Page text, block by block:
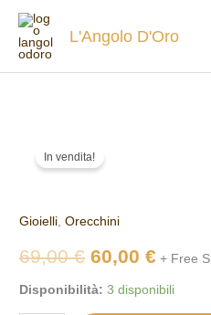
contenuto
L'Angolo D'Oro
In vendita!
Gioielli ,Orecchini
69,00€
originale
era:
69,00 €.
60,00€ è:
60,00
+ Free
Disponibilità: 3 disponibili
Swarovski